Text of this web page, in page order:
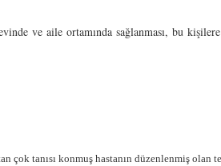
ve aile ortamında sağlanması, bu
çok tanısı konmuş hastanın düzenlenmiş